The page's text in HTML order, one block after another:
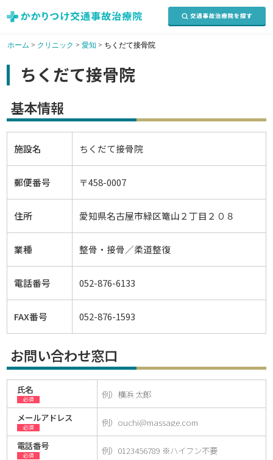
ホーム > クリニック > 愛知 > ちくだて接骨院
ちくだて接骨院
基本情報
施設名 ちくだて接骨院
郵便番号 〒458-0007
住所 愛知県名古屋市緑区篭山２丁目２０８
業種 整骨・接骨／柔道整復
電話番号 052-876-6133
FAX番号 052-876-1593
お問い合わせ窓口
氏名
必須
メールアドレス
必須
電話番号
必須